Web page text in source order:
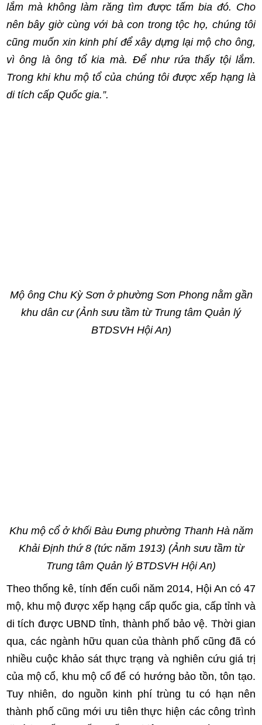
lắm mà không làm răng tìm được tấm bia đó. Cho
nên bây giờ cùng với bà con trong tộc họ, chúng tôi
cũng muốn xin kinh phí để xây dựng lại mộ cho ông,
vì ông là ông tổ kia mà. Để như rứa thấy tội lắm.
Trong khi khu mộ tổ của chúng tôi được xếp hạng là
di tích cấp Quốc gia.”.
Mộ ông Chu Kỳ Sơn ở phường Sơn Phong nằm gần
khu dân cư (Ảnh sưu tầm từ Trung tâm Quản lý
BTDSVH Hội An)
Khu mộ cổ ở khối Bàu Đưng phường Thanh Hà năm
Khải Định thứ 8 (tức năm 1913) (Ảnh sưu tầm từ
Trung tâm Quản lý BTDSVH Hội An)
Theo thống kê, tính đến cuối năm 2014, Hội An có 47
mộ, khu mộ được xếp hạng cấp quốc gia, cấp tỉnh và
di tích được UBND tỉnh, thành phố bảo vệ. Thời gian
qua, các ngành hữu quan của thành phố cũng đã có
nhiều cuộc khảo sát thực trạng và nghiên cứu giá trị
của mộ cổ, khu mộ cổ để có hướng bảo tồn, tôn tạo.
Tuy nhiên, do nguồn kinh phí trùng tu có hạn nên
thành phố cũng mới ưu tiên thực hiện các công trình